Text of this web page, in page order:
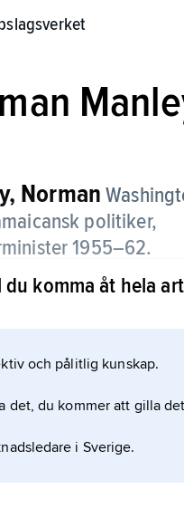
Norman
politiker,
1955–62.
studier i Oxford
National Party
Det förra
senare 1962. Far till
du komma åt hela
och pålitlig kunskap.
det, du kommer att gilla
i Sverige.